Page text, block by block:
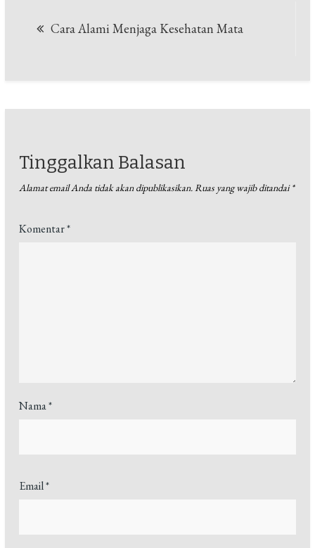
Cara Alami Menjaga Kesehatan Mata
Tinggalkan Balasan
Alamat email Anda tidak akan dipublikasikan.Ruas yang wajib ditandai*
Komentar*
Nama*
Email*